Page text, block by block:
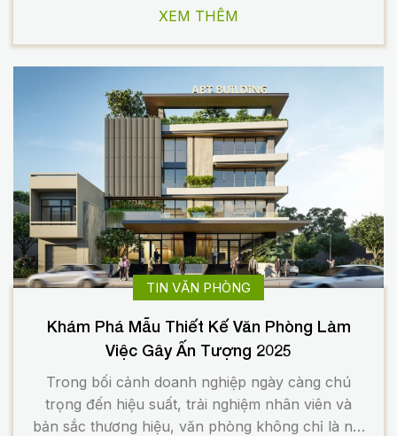
vì xây dựng khu văn phòng riêng biệt, mô hình
XEM THÊM
TIN VĂN PHÒNG
Khám Phá Mẫu Thiết Kế Văn Phòng Làm
Việc Gây Ấn Tượng 2025
Trong bối cảnh doanh nghiệp ngày càng chú
trọng đến hiệu suất, trải nghiệm nhân viên và
bản sắc thương hiệu, văn phòng không chỉ là nơi